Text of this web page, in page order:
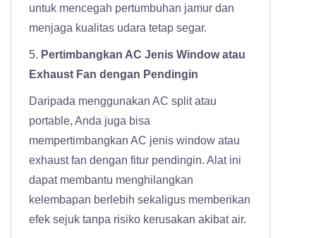
untuk mencegah pertumbuhan jamur dan
menjaga kualitas udara tetap segar.
5. Pertimbangkan AC Jenis Window atau
Exhaust Fan dengan Pendingin
Daripada menggunakan AC split atau
portable, Anda juga bisa
mempertimbangkan AC jenis window atau
exhaust fan dengan fitur pendingin. Alat ini
dapat membantu menghilangkan
kelembapan berlebih sekaligus memberikan
efek sejuk tanpa risiko kerusakan akibat air.